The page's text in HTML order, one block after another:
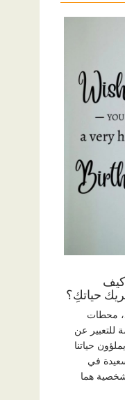
كيف
حياتكِ؟
محطات
للتعبير عن
حياتنا
في
هما